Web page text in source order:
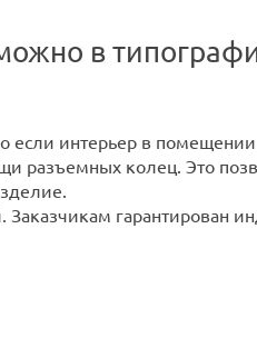
в
если интерьер в
разъемных колец. Это
гарантирован